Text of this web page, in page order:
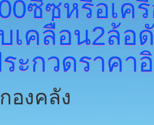
ซีซหรือเค
เคลื่อน2ล้อ
ะกวดราคา
องคลัง